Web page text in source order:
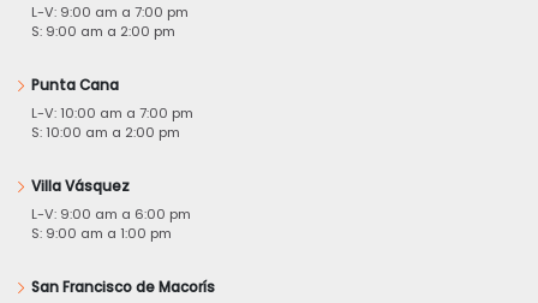
L-V: 9:00 am a 7:00 pm
S: 9:00 am a 2:00 pm
Punta Cana
L-V: 10:00 am a 7:00 pm
S: 10:00 am a 2:00 pm
Villa Vásquez
L-V: 9:00 am a 6:00 pm
S: 9:00 am a 1:00 pm
San Francisco de Macorís